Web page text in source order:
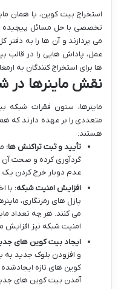
استخراج بیت کوین، یا همان
تخصصی با حل مسائل پیچیده
می پردازند و آن ها را به دفتر
عمل، پاداش هایی را در قالب
ها برای استخراج کنندگان به
نقش ماینرها در
ماینرها، ستون فقرات
متعددی را بر عهده دارند که
هستند:
تأیید و ثبت تراکنش ها:
گردآوری کرده و صحت آن
عدم دوبار خرج کردن
افزایش امنیت شبکه: با
پازل های رمزنگاری،
می کنند. هر چه تعداد
امنیت شبکه نیز افزایش
ایجاد بیت کوین های
و افزودن بلوک جدید به
کوین های تازه ایجادشده
آمدن بیت کوین های